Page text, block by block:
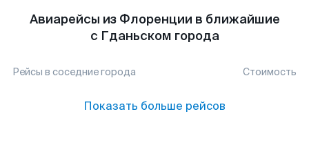
Авиарейсы из Флоренции в ближайшие
с Гданьском города
Рейсы в соседние города Стоимость
Показать больше рейсов